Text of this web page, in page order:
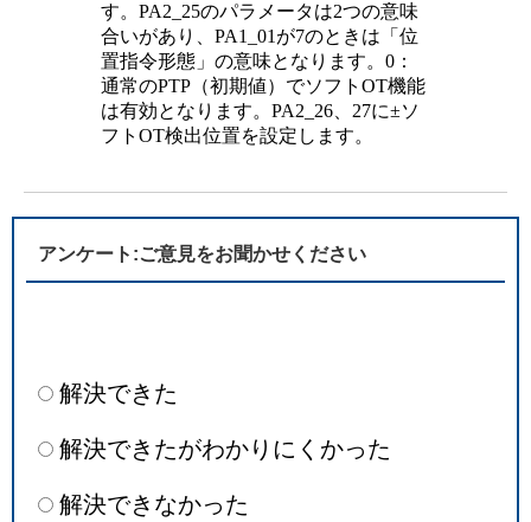
す。PA2_25のパラメータは2つの意味
合いがあり、PA1_01が7のときは「位
置指令形態」の意味となります。0：
通常のPTP（初期値）でソフトOT機能
は有効となります。PA2_26、27に±ソ
フトOT検出位置を設定します。
アンケート:ご意見をお聞かせください
解決できた
解決できたがわかりにくかった
解決できなかった